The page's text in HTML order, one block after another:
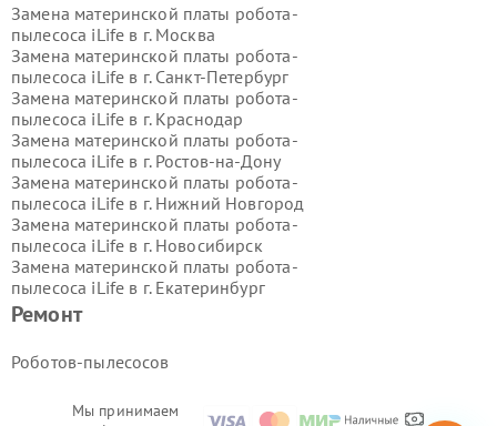
Мы принимаем
Ремонт
Роботов-пылесосов
Замена материнской платы робота-
пылесоса iLife в г. Москва
Замена материнской платы робота-
пылесоса iLife в г. Санкт-Петербург
Замена материнской платы робота-
пылесоса iLife в г. Краснодар
Замена материнской платы робота-
пылесоса iLife в г. Ростов-на-Дону
Замена материнской платы робота-
пылесоса iLife в г. Нижний Новгород
Замена материнской платы робота-
пылесоса iLife в г. Новосибирск
Замена материнской платы робота-
пылесоса iLife в г. Екатеринбург
Замена материнской платы робота-
пылесоса iLife в г.
Замена материнской платы робота-
пылесоса iLife в г.Воронеж
пылесоса iLife в г.Волгоград